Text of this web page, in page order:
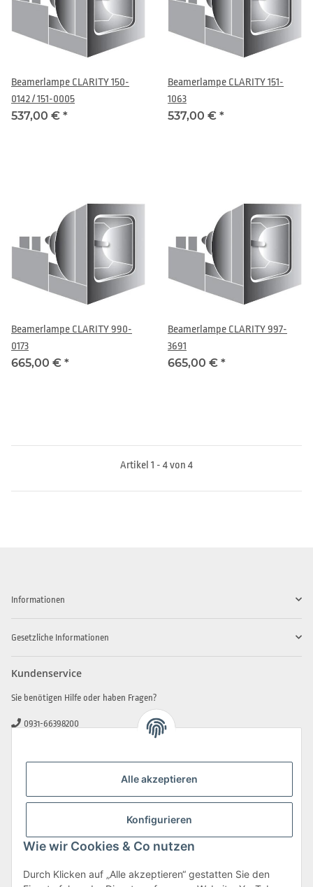
Alle akzeptieren
Konfigurieren
Wie wir Cookies & Co nutzen
Durch Klicken auf „Alle akzeptieren“ gestatten Sie den
Beamerlampe CLARITY 150-
0142 / 151-0005
537,00 € *
Beamerlampe CLARITY 151-
1063
537,00 € *
Beamerlampe CLARITY 990-
0173
665,00 € *
Beamerlampe CLARITY 997-
3691
665,00 € *
Artikel 1 - 4 von 4
Informationen
Gesetzliche Informationen
Kundenservice
Sie benötigen Hilfe oder haben Fragen?
0931-66398200
info@beamerlampe-guenstiger.de
Sicher Einkaufen